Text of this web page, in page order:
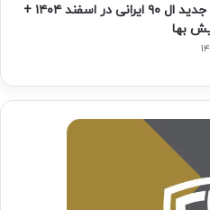
اعلام قیمت جدید ال ۹۰ ایرانی در اسفند ۱۴۰۴ +
بها